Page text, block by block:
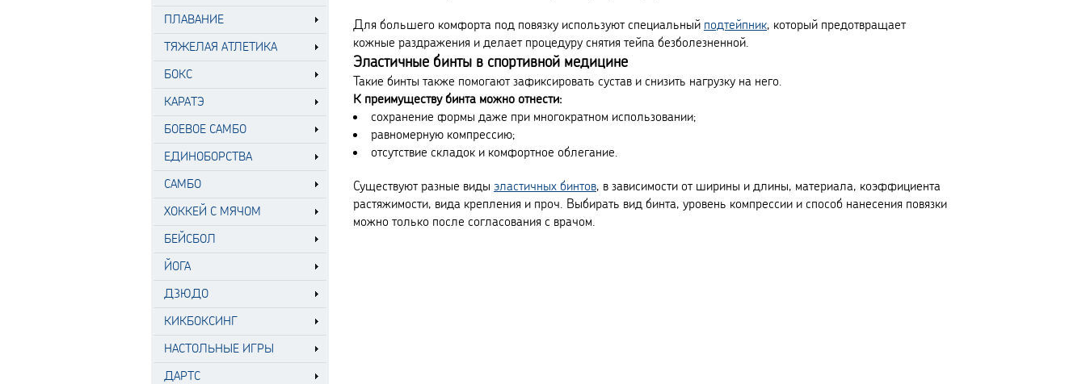
ПЛАВАНИЕ
ТЯЖЕЛАЯ АТЛЕТИКА
БОКС
КАРАТЭ
БОЕВОЕ САМБО
ЕДИНОБОРСТВА
САМБО
ХОККЕЙ С МЯЧОМ
БЕЙСБОЛ
ЙОГА
ДЗЮДО
КИКБОКСИНГ
НАСТОЛЬНЫЕ ИГРЫ
ДАРТС
Для большего комфорта под повязку используют специальный подтейпник, который предотвращает
кожные раздражения и делает процедуру снятия тейпа безболезненной.
Эластичные бинты в спортивной медицине
Такие бинты также помогают зафиксировать сустав и снизить нагрузку на него.
К преимуществу бинта можно отнести:
сохранение формы даже при многократном использовании;
равномерную компрессию;
отсутствие складок и комфортное облегание.
Существуют разные виды эластичных бинтов, в зависимости от ширины и длины, материала, коэффициента
растяжимости, вида крепления и проч. Выбирать вид бинта, уровень компрессии и способ нанесения повязки
можно только после согласования с врачом.